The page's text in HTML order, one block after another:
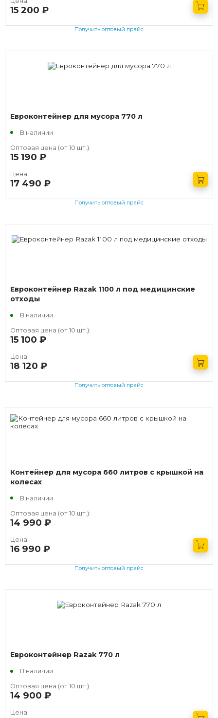
15 200
Получить оптовый прайс
Евроконтейнер для мусора 770 л
В наличии
Оптовая цена (от 10 шт.):
15 190
Цена:
17 490
Получить оптовый прайс
Евроконтейнер Razak 1100 л под медицинские
отходы
В наличии
Оптовая цена (от 10 шт.):
15 100
Цена:
18 120
Получить оптовый прайс
Контейнер для мусора 660 литров с крышкой на
колесах
В наличии
Оптовая цена (от 10 шт.):
14 990
Цена:
16 990
Получить оптовый прайс
Евроконтейнер Razak 770 л
В наличии
Оптовая цена (от 10 шт.):
14 900
Цена: